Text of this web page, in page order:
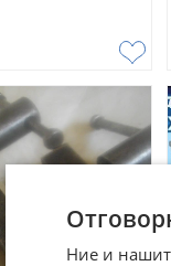
Ние и